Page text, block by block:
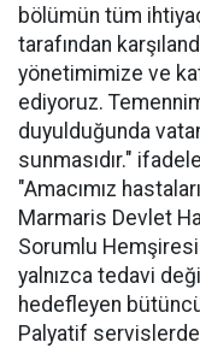
bölümün tüm
tarafından
yönetimimize ve
ediyoruz.
duyulduğunda
sunmasıdır."
"Amacımız
Marmaris Devlet
Sorumlu Hemşiresi
yalnızca tedavi
hedefleyen
Palyatif servislerde